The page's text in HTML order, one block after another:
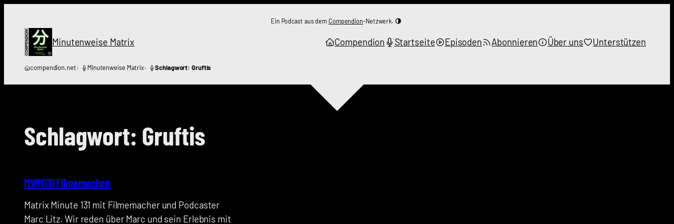
springen
Ein Podcast aus dem Compendion-Netzwerk.
Minutenweise Matrix Compendion Startseite Episoden Abonnieren Über uns Unterstützen
compendion.net Minutenweise Matrix Schlagwort: Gruftis
Schlagwort: Gruftis
MWM131 Filmemachen
Matrix Minute 131 mit Filmemacher und Podcaster
Marc Litz. Wir reden über Marc und sein Erlebnis mit